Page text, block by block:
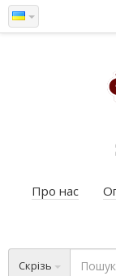
Про нас
Скрізь